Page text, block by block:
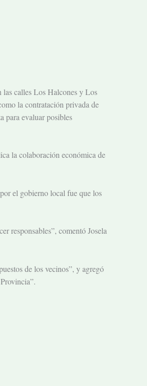
las calles Los Halcones y Los
la contratación privada de
para evaluar posibles
la colaboración económica de
el gobierno local fue que los
responsables”, comentó Josela
de los vecinos”, y agregó